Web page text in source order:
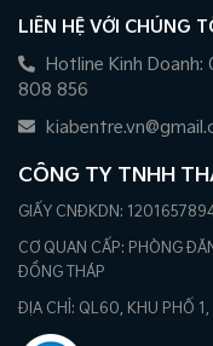
LIÊN HỆ VỚI CHÚNG
Hotline Kinh
808 856
CÔNG TY TNHH
GIẤY CNĐKDN:
CƠ QUAN CẤP: PHÒNG
ĐỒNG THÁP
ĐỊA CHỈ: QL60, KHU PHỐ 1,